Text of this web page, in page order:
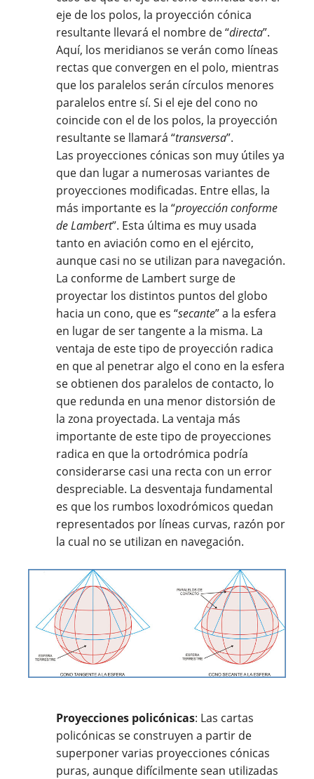
eje de los polos, la proyección cónica
resultante llevará el nombre de “directa”.
Aquí, los meridianos se verán como líneas
rectas que convergen en el polo, mientras
que los paralelos serán círculos menores
paralelos entre sí. Si el eje del cono no
coincide con el de los polos, la proyección
resultante se llamará “transversa”.
Las proyecciones cónicas son muy útiles ya
que dan lugar a numerosas variantes de
proyecciones modificadas. Entre ellas, la
más importante es la “proyección conforme
de Lambert”. Esta última es muy usada
tanto en aviación como en el ejército,
aunque casi no se utilizan para navegación.
La conforme de Lambert surge de
proyectar los distintos puntos del globo
hacia un cono, que es “secante” a la esfera
en lugar de ser tangente a la misma. La
ventaja de este tipo de proyección radica
en que al penetrar algo el cono en la esfera
se obtienen dos paralelos de contacto, lo
que redunda en una menor distorsión de
la zona proyectada. La ventaja más
importante de este tipo de proyecciones
radica en que la ortodrómica podría
considerarse casi una recta con un error
despreciable. La desventaja fundamental
es que los rumbos loxodrómicos quedan
representados por líneas curvas, razón por
la cual no se utilizan en navegación.
Proyecciones policónicas: Las cartas
policónicas se construyen a partir de
superponer varias proyecciones cónicas
puras, aunque difícilmente sean utilizadas